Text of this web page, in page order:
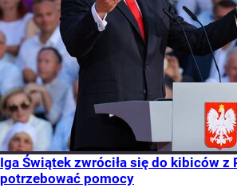
Iga Świątek zwróciła się do kibiców z
potrzebować pomocy